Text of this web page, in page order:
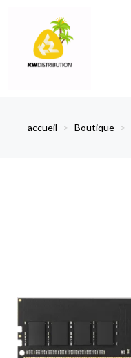
accueil > Boutique >